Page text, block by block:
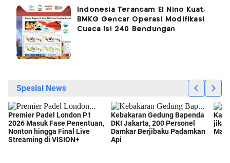
Indonesia Terancam El Nino Kuat,
BMKG Gencar Operasi Modifikasi
Cuaca Isi 240 Bendungan